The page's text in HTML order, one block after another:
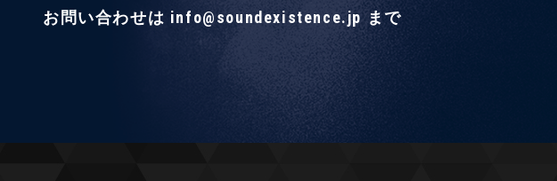
お問い合わせは info@soundexistence.jp まで